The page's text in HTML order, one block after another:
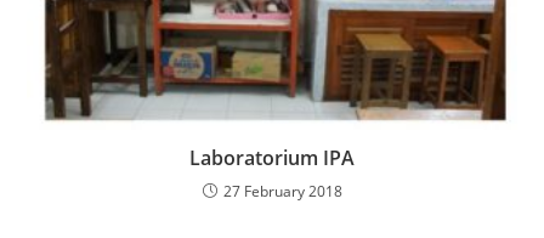
Laboratorium IPA
27 February 2018